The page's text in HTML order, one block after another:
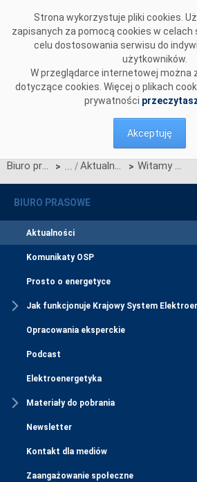
Strona wykorzystuje pliki cookies.
zapisanych za pomocą cookies w
celu dostosowania serwisu do
użytkowników.
W przeglądarce internetowej można
dotyczące cookies. Więcej o plikach
prywatności
Akceptuję
Biuro prasowe > Aktualności > Witamy w nowym serwisie internetowym PSE S.A.
BIURO PRASOWE
Aktualności
Komunikaty OSP
Prosto o energetyce
Jak funkcjonuje Krajowy System
Opracowania eksperckie
Podcast
Elektroenergetyka
Materiały do pobrania
Newsletter
Kontakt dla mediów
Zaangażowanie społeczne